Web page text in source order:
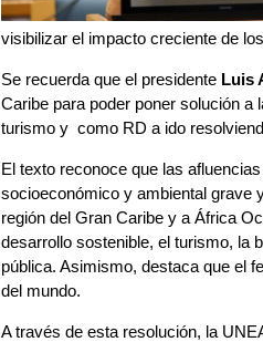
visibilizar el impacto creciente de
Se recuerda que el presidente Luis
Caribe para poder poner solución
turismo y como RD a ido
El texto reconoce que las
socioeconómico y ambiental grave
región del Gran Caribe y a África
desarrollo sostenible, el turismo, la
pública. Asimismo, destaca que el
del mundo.
A través de esta resolución, la